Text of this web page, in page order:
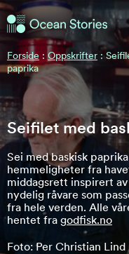
Ocean Stories
Ocean Stories
Forside : Oppskrifter :
paprika
Seifilet med
Sei med baskisk
hemmeligheter fra
middagsrett inspirert
nydelig råvare som
fra hele verden. Alle
hentet fra godfisk.no
Foto: Per Christian Lind